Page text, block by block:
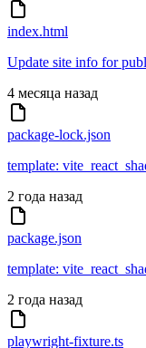
index.html
Update site info for
4 месяца назад
package-lock.json
template:
2 года назад
package.json
template:
2 года назад
playwright-fixture.ts